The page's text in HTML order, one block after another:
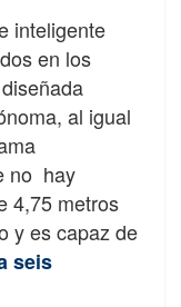
inteligente
en los
al igual
no hay
4,75 metros
y es capaz de
seis